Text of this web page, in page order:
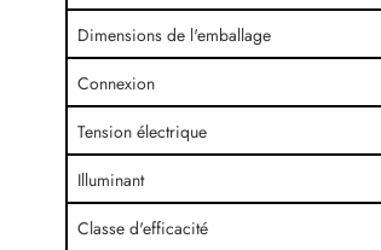
Dimensions de l'emballage
Connexion
Tension électrique
Illuminant
Classe d'efficacité